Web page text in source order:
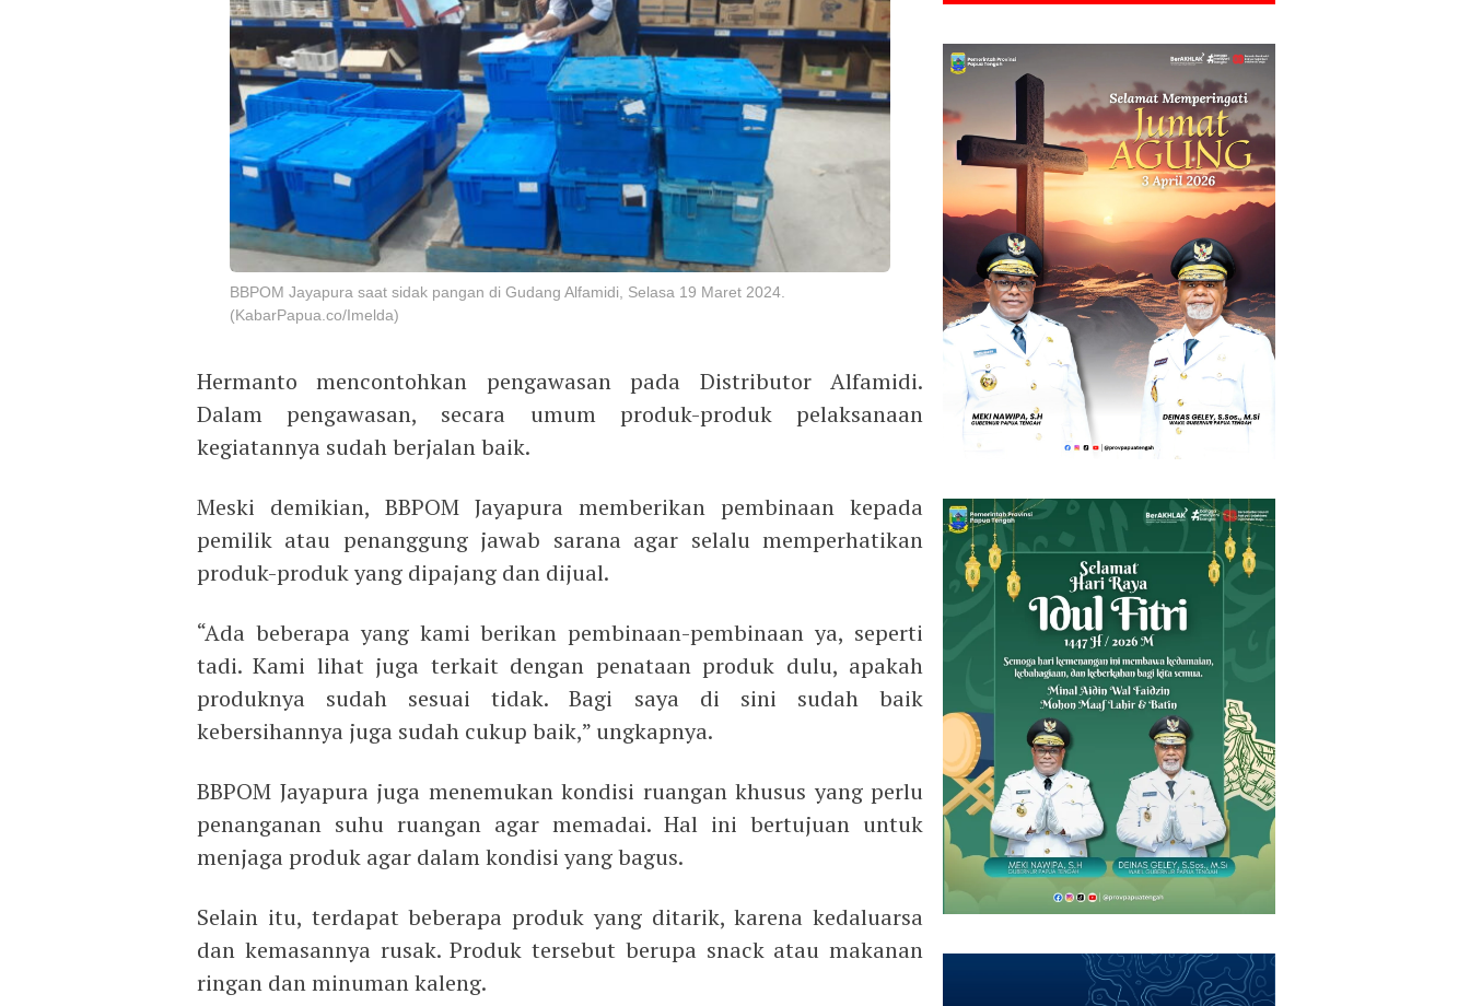
BBPOM Jayapura saat sidak pangan di Gudang Alfamidi, Selasa 19 Maret 2024.
(KabarPapua.co/Imelda)
Hermanto mencontohkan pengawasan pada Distributor Alfamidi.
Dalam pengawasan, secara umum produk-produk pelaksanaan
kegiatannya sudah berjalan baik.
Meski demikian, BBPOM Jayapura memberikan pembinaan kepada
pemilik atau penanggung jawab sarana agar selalu memperhatikan
produk-produk yang dipajang dan dijual.
“Ada beberapa yang kami berikan pembinaan-pembinaan ya, seperti
tadi. Kami lihat juga terkait dengan penataan produk dulu, apakah
produknya sudah sesuai tidak. Bagi saya di sini sudah baik
kebersihannya juga sudah cukup baik,” ungkapnya.
BBPOM Jayapura juga menemukan kondisi ruangan khusus yang perlu
penanganan suhu ruangan agar memadai. Hal ini bertujuan untuk
menjaga produk agar dalam kondisi yang bagus.
Selain itu, terdapat beberapa produk yang ditarik, karena kedaluarsa
dan kemasannya rusak. Produk tersebut berupa snack atau makanan
ringan dan minuman kaleng.